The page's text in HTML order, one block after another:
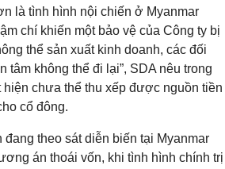
là tình hình nội chiến ở Myanmar
chí khiến một bảo vệ của Công ty bị
thể sản xuất kinh doanh, các đối
tâm không thể đi lại”, SDA nêu trong
hiện chưa thể thu xếp được nguồn tiền
cổ đông.
đang theo sát diễn biến tại Myanmar
án thoái vốn, khi tình hình chính trị